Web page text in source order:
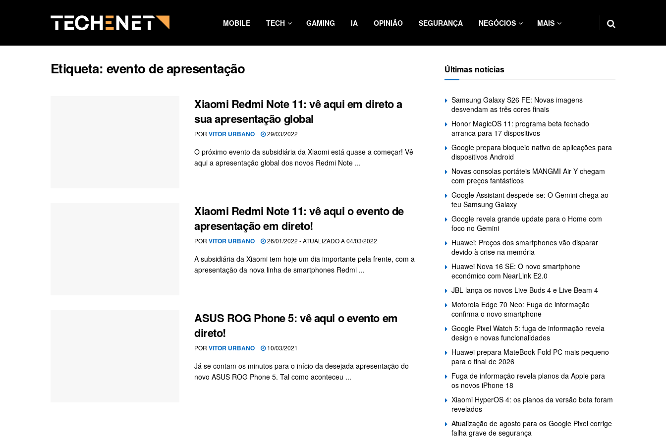
MOBILE TECH GAMING IA OPINIÃO SEGURANÇA NEGÓCIOS MAIS
Etiqueta: evento de apresentação
Xiaomi Redmi Note 11: vê aqui em direto a
sua apresentação global
POR VITOR URBANO 29/03/2022
O próximo evento da subsidiária da Xiaomi está quase a começar! Vê
aqui a apresentação global dos novos Redmi Note ...
Xiaomi Redmi Note 11: vê aqui o evento de
apresentação em direto!
POR VITOR URBANO 26/01/2022 - ATUALIZADO A 04/03/2022
A subsidiária da Xiaomi tem hoje um dia importante pela frente, com a
apresentação da nova linha de smartphones Redmi ...
ASUS ROG Phone 5: vê aqui o evento em
direto!
POR VITOR URBANO 10/03/2021
Já se contam os minutos para o início da desejada apresentação do
novo ASUS ROG Phone 5. Tal como aconteceu ...
Últimas notícias
Samsung Galaxy S26 FE: Novas imagens
desvendam as três cores finais
Honor MagicOS 11: programa beta fechado
arranca para 17 dispositivos
Google prepara bloqueio nativo de aplicações para
dispositivos Android
Novas consolas portáteis MANGMI Air Y chegam
com preços fantásticos
Google Assistant despede-se: O Gemini chega ao
teu Samsung Galaxy
Google revela grande update para o Home com
foco no Gemini
Huawei: Preços dos smartphones vão disparar
devido à crise na memória
Huawei Nova 16 SE: O novo smartphone
económico com NearLink E2.0
JBL lança os novos Live Buds 4 e Live Beam 4
Motorola Edge 70 Neo: Fuga de informação
confirma o novo smartphone
Google Pixel Watch 5: fuga de informação revela
design e novas funcionalidades
Huawei prepara MateBook Fold PC mais pequeno
para o final de 2026
Fuga de informação revela planos da Apple para
os novos iPhone 18
Xiaomi HyperOS 4: os planos da versão beta foram
revelados
Atualização de agosto para os Google Pixel corrige
falha grave de segurança